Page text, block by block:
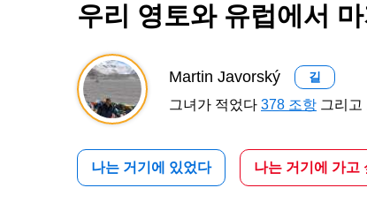
우리 영토와 유럽에서
Martin Javorský 길
그녀가 적었다 378 조항 그리고
나는 거기에 있었다 나는 거기에 가고